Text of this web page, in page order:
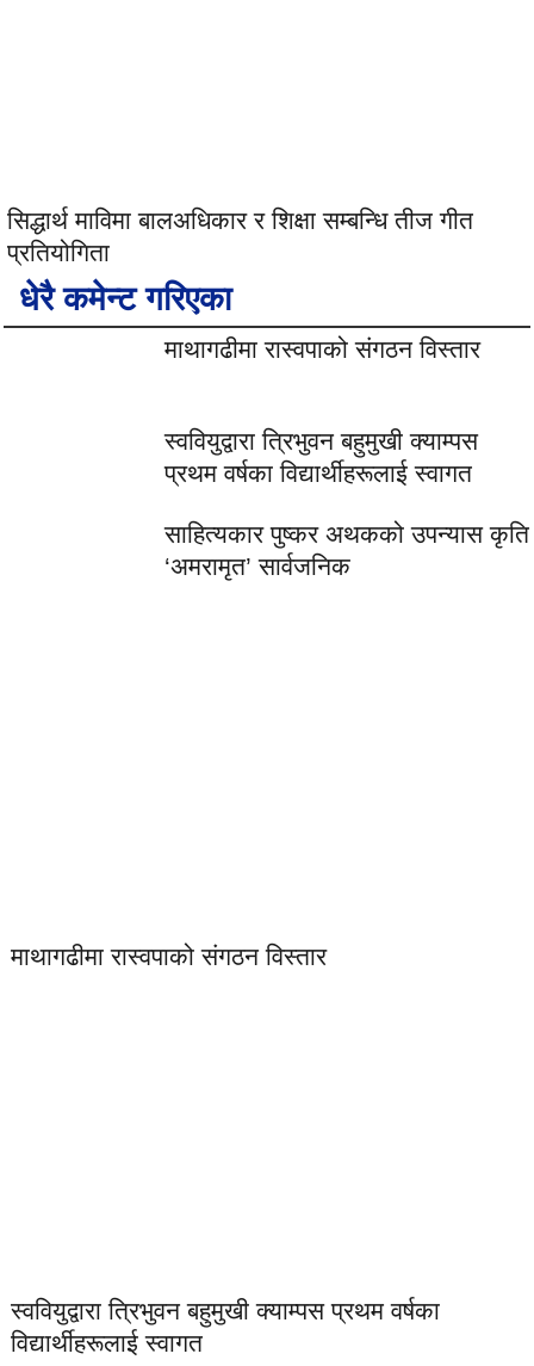
सिद्धार्थ माविमा बालअधिकार र शिक्षा सम्बन्धि तीज गीत
प्रतियोगिता
धेरै कमेन्ट गरिएका
माथागढीमा रास्वपाको संगठन विस्तार
स्ववियुद्वारा त्रिभुवन बहुमुखी क्याम्पस
प्रथम वर्षका विद्यार्थीहरूलाई स्वागत
साहित्यकार पुष्कर अथकको उपन्यास कृति
‘अमरामृत’ सार्वजनिक
माथागढीमा रास्वपाको संगठन विस्तार
स्ववियुद्वारा त्रिभुवन बहुमुखी क्याम्पस प्रथम वर्षका
विद्यार्थीहरूलाई स्वागत